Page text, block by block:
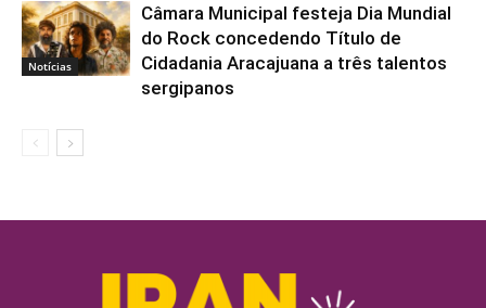
Notícias
Câmara Municipal festeja Dia Mundial
do Rock concedendo Título de
Cidadania Aracajuana a três talentos
sergipanos